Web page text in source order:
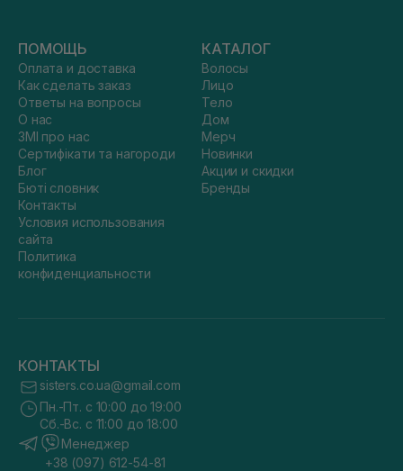
ПОМОЩЬ
Оплата и доставка
Как сделать заказ
Ответы на вопросы
О нас
ЗМІ про нас
Сертифікати та нагороди
Блог
Бюті словник
Контакты
Условия использования
сайта
Политика
конфиденциальности
КАТАЛОГ
Волосы
Лицо
Тело
Дом
Мерч
Новинки
Акции и скидки
Бренды
КОНТАКТЫ
sisters.co.ua@gmail.com
Пн.-Пт. с 10:00 до 19:00
Сб.-Вс. с 11:00 до 18:00
Менеджер
+38 (097) 612-54-81